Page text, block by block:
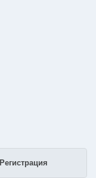
Регистрация